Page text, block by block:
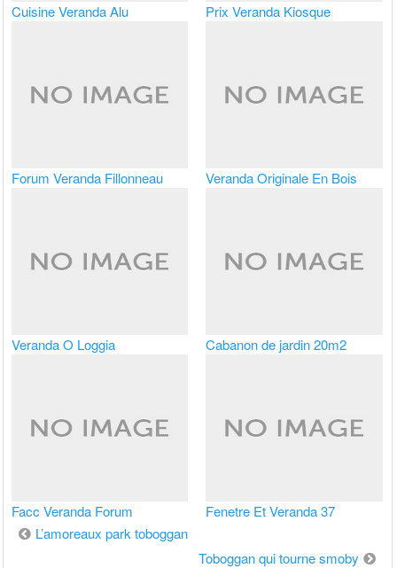
Cuisine Veranda Alu Prix Veranda Kiosque
Forum Veranda Fillonneau Veranda Originale En Bois
Veranda O Loggia Cabanon de jardin 20m2
Facc Veranda Forum Fenetre Et Veranda 37
Navigation
L’amoreaux park toboggan
Toboggan qui tourne smoby